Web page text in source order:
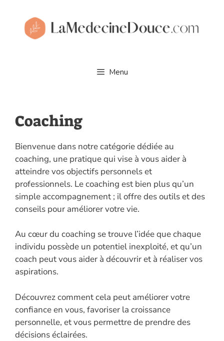
contenu
Menu
Coaching
Bienvenue dans notre catégorie dédiée au
coaching, une pratique qui vise à vous aider à
atteindre vos objectifs personnels et
professionnels. Le coaching est bien plus qu’un
simple accompagnement ; il offre des outils et des
conseils pour améliorer votre vie.
Au cœur du coaching se trouve l’idée que chaque
individu possède un potentiel inexploité, et qu’un
coach peut vous aider à découvrir et à réaliser vos
aspirations.
Découvrez comment cela peut améliorer votre
confiance en vous, favoriser la croissance
personnelle, et vous permettre de prendre des
décisions éclairées.